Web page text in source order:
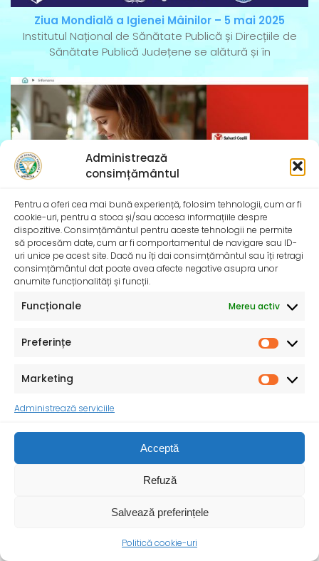
Administrează
consimțământul
Pentru a oferi cea mai bună experiență, folosim tehnologii, cum ar fi
cookie-uri, pentru a stoca și/sau accesa informațiile despre
dispozitive. Consimțământul pentru aceste tehnologii ne permite
să procesăm date, cum ar fi comportamentul de navigare sau ID-
uri unice pe acest site. Dacă nu îți dai consimțământul sau îți retragi
consimțământul dat poate avea afecte negative asupra unor
anumite funcționalități și funcții.
Funcționale Mereu activ
Preferințe
Marketing
Administrează serviciile
Acceptă
Refuză
Salvează preferințele
Politică cookie-uri
Ziua Mondială a Igienei Mâinilor – 5 mai 2025
Institutul Național de Sănătate Publică și Direcțiile de
Sănătate Publică Județene se alătură și în
InfoMama – Ghidul mamei pe parcursul sarcinii și în
primul an de viață al copilului
desfășoară activități dedicate promovării și apărării